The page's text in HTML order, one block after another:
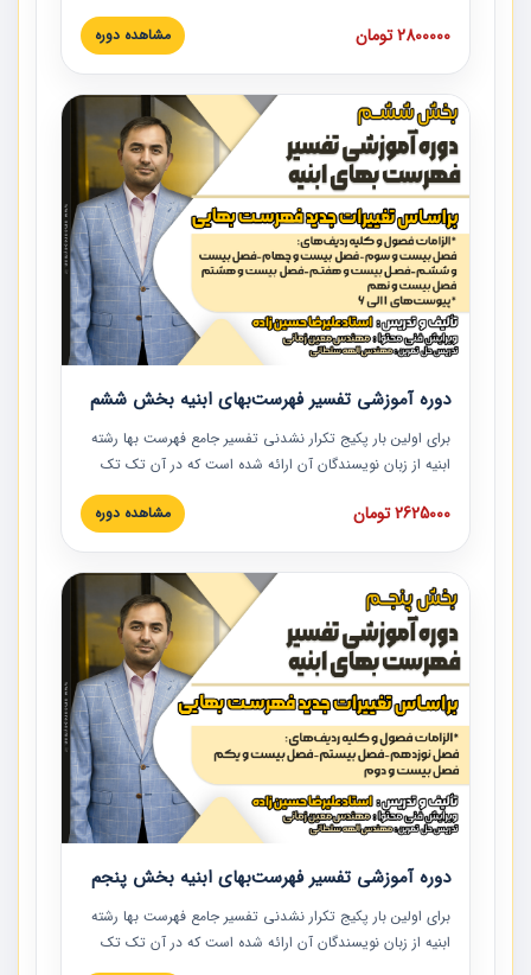
است که در دانشگاه صنعتی شریف ارائه شد. در این آموزش
نکات کلیدی مربوط به اسناد و مدارک پیمان، اولویت بندی اسناد
پیمان به همراه تجربیات عملی در این خصوص ارائه شده است.
2800000 تومان مشاهده دوره
دوره آموزشی تفسیر فهرست‌بهای ابنیه بخش ششم
برای اولین بار پکیج تکرار نشدنی تفسیر جامع فهرست بها رشته
ابنیه از زبان نویسندگان آن ارائه شده است که در آن تک تک
ردیف ها و مطالب فهرست بها تفسیر و ارائه شده است. این
دوره به صورت کامل تصویری بوده و به همراه تصاویر عملیات
دوره با کلام مهندس علیرضاحسین‌زاده مدیر پروژه مهندسی
مشاور در امر بازنگری فهرست بها رشته ابنیه ارائه شده و به تمام
همکارانی که در حوزه صنعت ساخت در حال فعالیت هستند حتما
توصیه می کنیم از مطالب این دوره استفاده نمایند.
2625000 تومان مشاهده دوره
دوره آموزشی تفسیر فهرست‌بهای ابنیه بخش پنجم
برای اولین بار پکیج تکرار نشدنی تفسیر جامع فهرست بها رشته
ابنیه از زبان نویسندگان آن ارائه شده است که در آن تک تک
ردیف ها و مطالب فهرست بها تفسیر و ارائه شده است. این